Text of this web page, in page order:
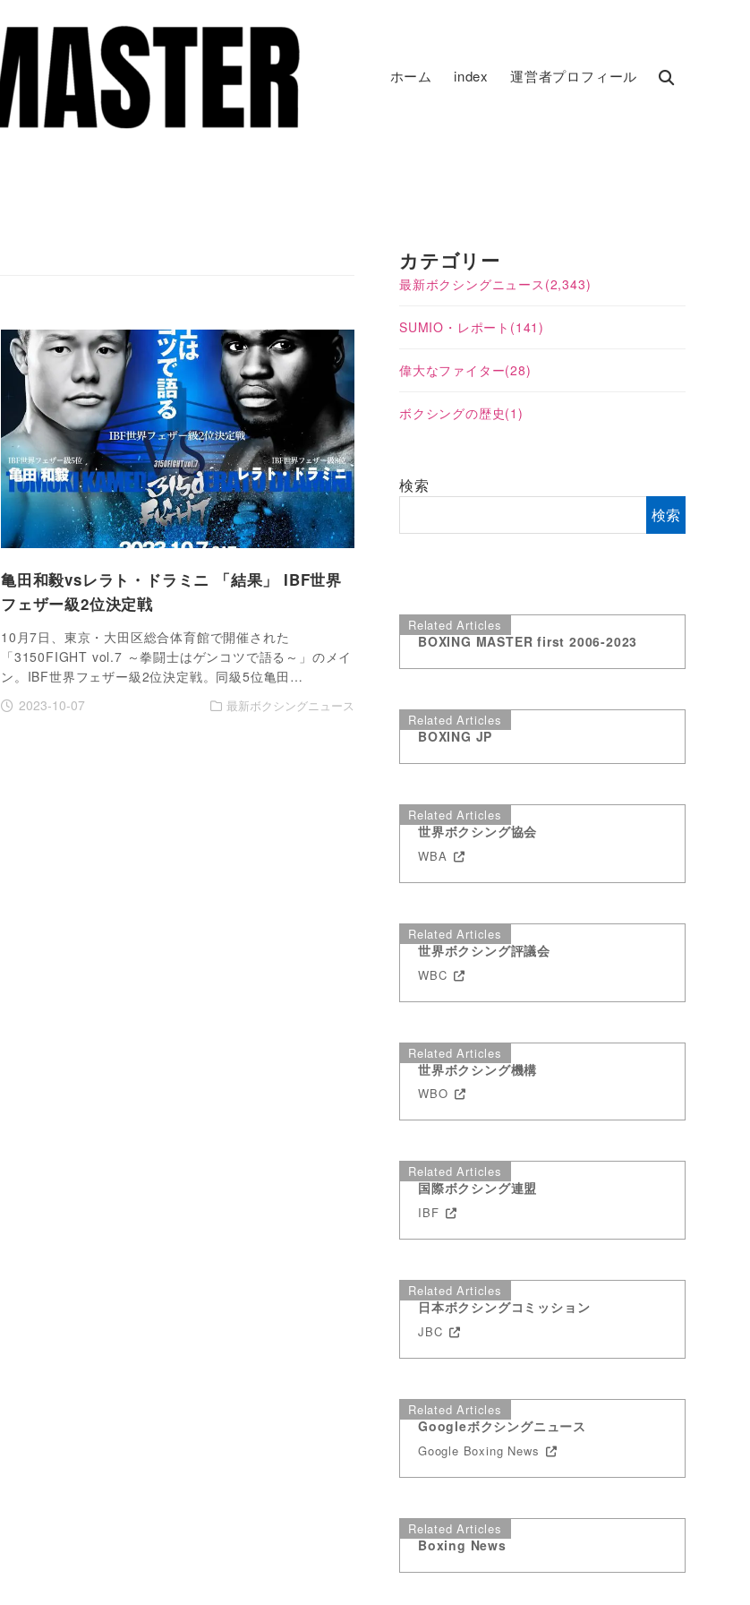
ホーム index 運営者プロフィール
亀田和毅vsレラト・ドラミニ 「結果」 IBF世界
フェザー級2位決定戦
10月7日、東京・大田区総合体育館で開催された
「3150FIGHT vol.7 ～拳闘士はゲンコツで語る～」のメイ
ン。IBF世界フェザー級2位決定戦。同級5位亀田…
2023-10-07
最新ボクシングニュース
カテゴリー
最新ボクシングニュース (2,343)
SUMIO・レポート (141)
偉大なファイター(28)
ボクシングの歴史(1)
検索
検索
Related Articles
BOXING MASTER first 2006-2023
Related Articles
BOXING JP
Related Articles
世界ボクシング協会
WBA
Related Articles
世界ボクシング評議会
WBC
Related Articles
世界ボクシング機構
WBO
Related Articles
国際ボクシング連盟
IBF
Related Articles
日本ボクシングコミッション
JBC
Related Articles
Googleボクシングニュース
Google Boxing News
Related Articles
Boxing News